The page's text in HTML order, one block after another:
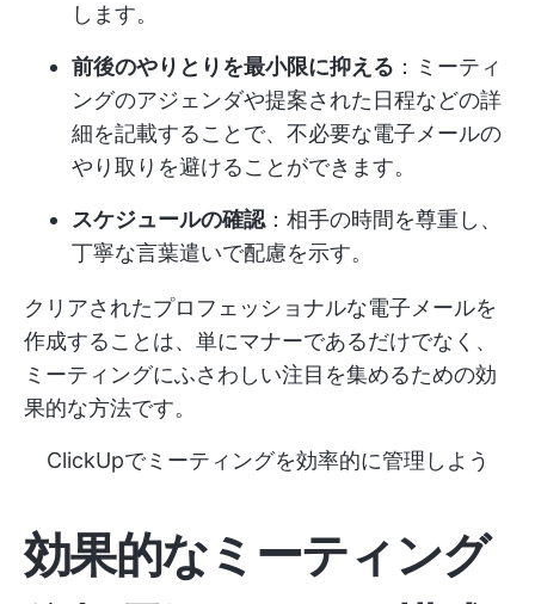
します。
前後のやりとりを最小限に抑える ：ミーティ
ングのアジェンダや提案された日程などの詳
細を記載することで、不必要な電子メールの
やり取りを避けることができます。
スケジュールの確認：相手の時間を尊重し、
丁寧な言葉遣いで配慮を示す。
クリアされたプロフェッショナルな電子メールを
作成することは、単にマナーであるだけでなく、
ミーティングにふさわしい注目を集めるための効
果的な方法です。
ClickUpでミーティングを効率的に管理しよう
効果的なミーティング